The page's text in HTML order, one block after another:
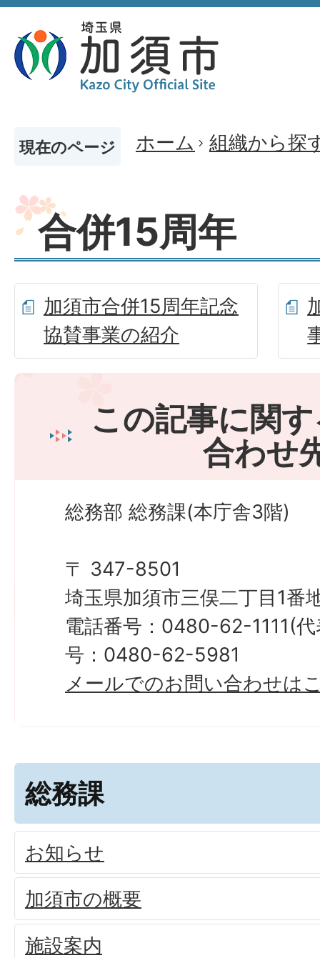
現在のページ ホーム 組織から探
合併15周年
加須市合併15周年記念
協賛事業の紹介
この記事に関
合わせ
総務部 総務課(本庁舎3階)
〒 347-8501
埼玉県加須市三俣二丁目1番
電話番号：0480-62-1111(
号：0480-62-5981
メールでのお問い合わせは
総務課
お知らせ
加須市の概要
施設案内